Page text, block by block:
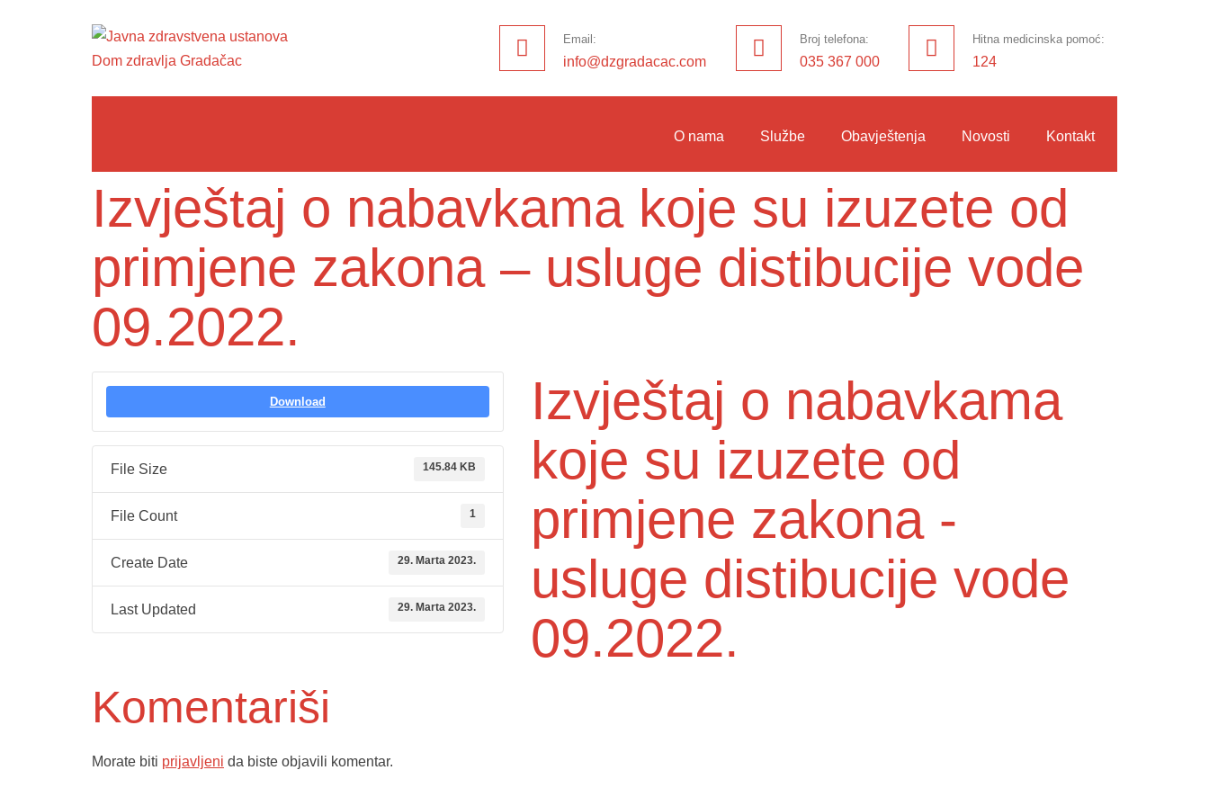
Email:
info@dzgradacac.com
Broj telefona:
035 367 000
Hitna medicinska pomoć:
124
O nama Službe Obavještenja Novosti Kontakt
Izvještaj o nabavkama koje su izuzete od
primjene zakona – usluge distibucije vode
09.2022.
Download
File Size 145.84 KB
File Count 1
Create Date 29. Marta 2023.
Last Updated 29. Marta 2023.
Izvještaj o nabavkama
koje su izuzete od
primjene zakona -
usluge distibucije vode
09.2022.
Komentariši
Morate biti prijavljeni da biste objavili komentar.